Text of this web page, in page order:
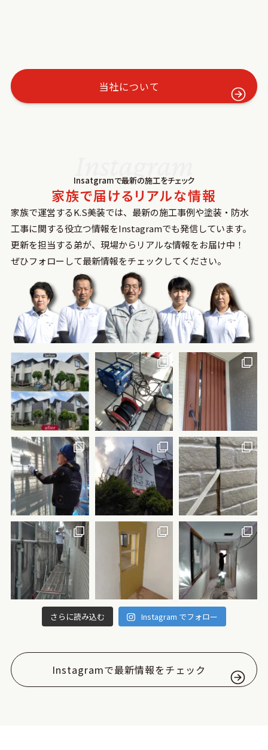
当社について
Insatgramで最新の施⼯をチェック
家族で届けるリアルな情報
家族で運営するK.S美装では、最新の施⼯事例や塗装‧防⽔
⼯事に関する役⽴つ情報をInstagramでも発信しています。
更新を担当する弟が、現場からリアルな情報をお届け中！
ぜひフォローして最新情報をチェックしてください。
さらに読み込む Instagram でフォロー
Instagramで最新情報をチェック